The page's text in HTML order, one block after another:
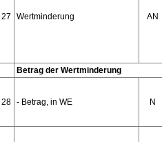
27 Wertminderung AN
Betrag der Wertminderung
28 - Betrag, in WE N